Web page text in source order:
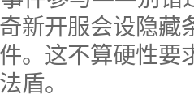
新开服会设隐藏
。这不算硬性要
盾。